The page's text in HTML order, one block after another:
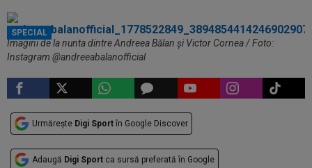
SPECIAL
Imagini de la nunta dintre Andreea Bălan și Victor Cornea / Foto:
Instagram @andreeabalanofficial
Urmărește Digi Sport în Google Discover
Adaugă Digi Sport ca sursă preferată în Google